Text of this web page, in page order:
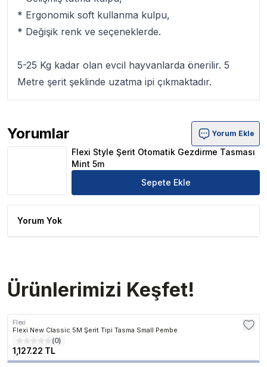
* Ergonomik soft kullanma kulpu,
* Değişik renk ve seçeneklerde.
5-25 Kg kadar olan evcil hayvanlarda önerilir. 5
Metre şerit şeklinde uzatma ipi çıkmaktadır.
Yorumlar
Flexi Style Şerit Otomatik Gezdirme Tasması Mint 5m
Yorum Ekle
Flexi Style Şerit Otomatik Gezdirme Tasması
Mint 5m
Sepete Ekle
Yorum Yok
Ürünlerimizi Keşfet!
Flexi
Flexi New Classic 5M Şerit Tipi Tasma Small Pembe
(0)
1,127.22 TL